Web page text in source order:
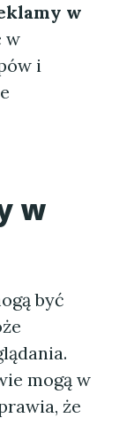
w
w
i
w
być
mogą w
że